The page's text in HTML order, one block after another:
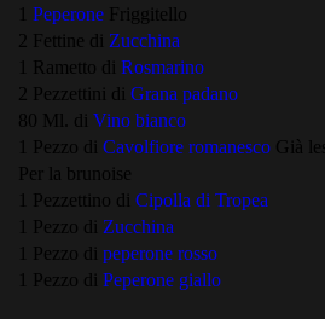
Peperone Friggitello
2 Fettine di
Zucchina
1 Rametto di
Rosmarino
2 Pezzettini di
Grana padano
80 Ml. di
Vino bianco
1 Pezzo di
Cavolfiore romanesco Già
Per la brunoise
1 Pezzettino di
Cipolla di Tropea
1 Pezzo di
Zucchina
1 Pezzo di
peperone rosso
1 Pezzo di
Peperone giallo